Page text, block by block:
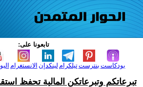
تابعونا على:
الانستغرام لينكدإن تيلكرامبنترست بودكاست
تبرعاتكم وتبرعاتكن المالية تحفظ